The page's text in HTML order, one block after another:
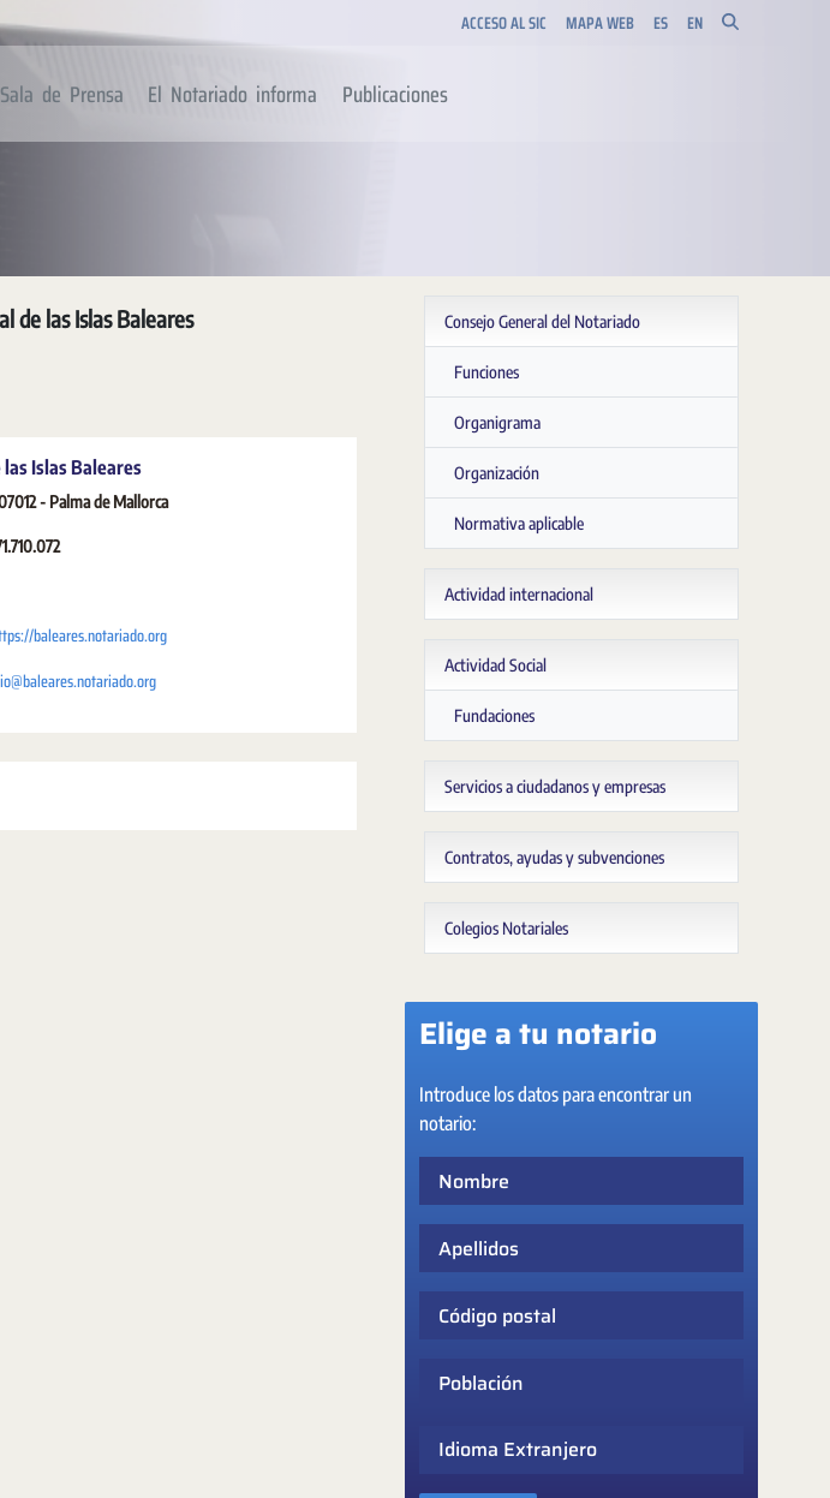
ACCESO AL SIC MAPA WEB ES EN
Sala de Prensa El Notariado informa Publicaciones
de las Islas Baleares
Islas Baleares
- Palma de Mallorca
baleares.notariado.org
Consejo General del Notariado
Funciones
Organigrama
Organización
Normativa aplicable
Actividad internacional
Actividad Social
Fundaciones
Servicios a ciudadanos y empresas
Contratos, ayudas y subvenciones
Colegios Notariales
Elige a tu notario
Introduce los datos para encontrar un
notario:
Idioma Extranjero